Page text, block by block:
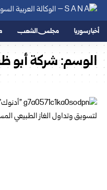
أخبار سوريا مجلس الشعب
الوسم:شركة أبو